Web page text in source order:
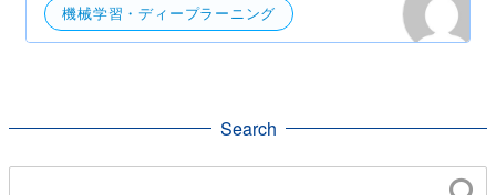
機械学習・ディープラーニング
Search